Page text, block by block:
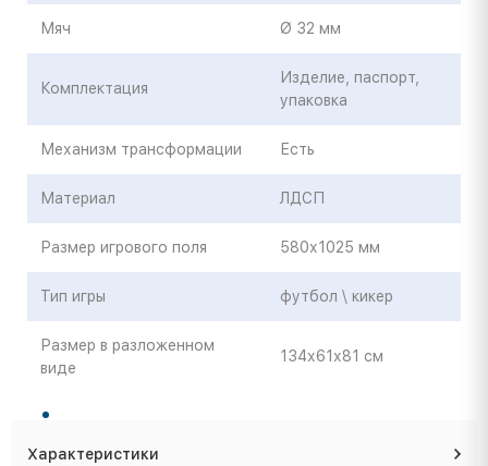
Мяч Ø 32 мм
Комплектация
Изделие, паспорт,
упаковка
Механизм трансформации Есть
Материал ЛДСП
Размер игрового поля 580х1025 мм
Тип игры футбол \ кикер
Размер в разложенном
виде
134х61х81 см
Характеристики